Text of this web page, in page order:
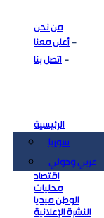
من نحن
أعلن معنا
اتصل بنا
الرئيسية
سوريا
عربي ودولي
اقتصاد
محليات
الوطن ميديا
النشرة الإعلانية